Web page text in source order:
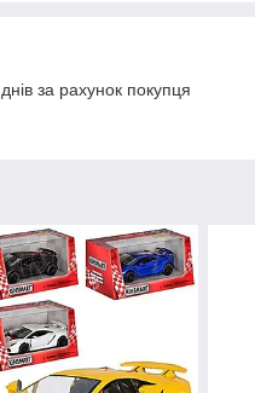
за рахунок покупця